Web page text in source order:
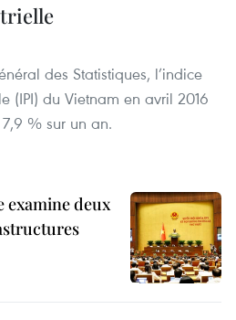
des Statistiques, l’indice
(IPI) du Vietnam en avril 2016
% sur un an.
examine deux